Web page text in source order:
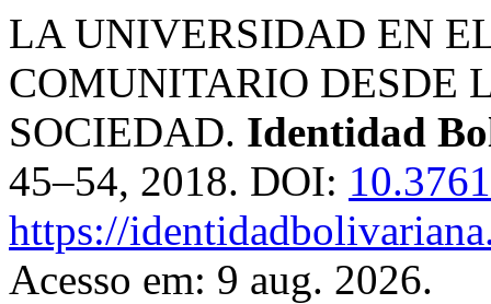
LA UNIVERSIDAD EN
COMUNITARIO DESDE
SOCIEDAD. Identidad
45–54, 2018. DOI:
https://
Acesso em: 9 aug. 2026.